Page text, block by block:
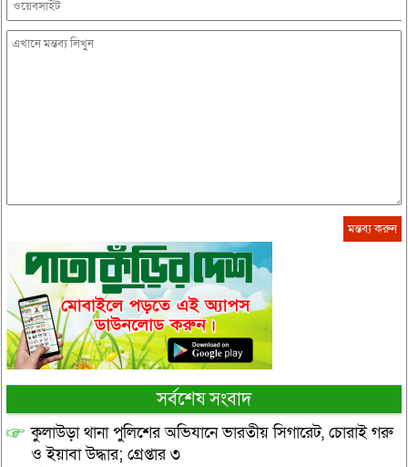
সর্বশেষ সংবাদ
কুলাউড়া থানা পুলিশের অভিযানে ভারতীয় সিগারেট, চোরাই গরু
ও ইয়াবা উদ্ধার; গ্রেপ্তার ৩